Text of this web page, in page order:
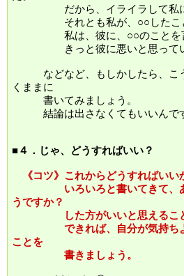
だから、イライラして私に
それとも私が、○○したこと
私は、彼に、○○のことを言わ
きっと彼に悪いと思ってい
などなど、もしかしたら、こ
くままに
書いてみましょう。
結論は出さなくてもいいんで
■４．じゃ、どうすればいい？
《コツ》これからどうすればいい
いろいろと書いてきて、あな
うですか？
した方がいいと思えること
できれば、自分が気持ちよく
ことを
書きましょう。